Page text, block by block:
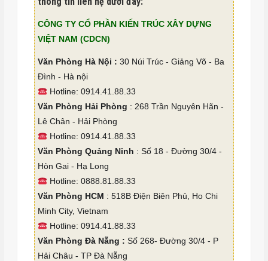
CÔNG TY CỔ PHẦN KIẾN TRÚC XÂY DỰNG
VIỆT NAM (CDCN)
Văn Phòng Hà Nội :30 Núi Trúc - Giảng Võ - Ba
Đình - Hà nội
Hotline: 0914.41.88.33
Văn Phòng Hải Phòng : 268 Trần Nguyên Hãn -
Lê Chân - Hải Phòng
Hotline: 0914.41.88.33
Văn Phòng Quảng Ninh : Số 18 - Đường 30/4 -
Hòn Gai - Hạ Long
Hotline: 0888.81.88.33
Văn Phòng HCM : 518B Điện Biên Phủ, Ho Chi
Minh City, Vietnam
Hotline: 0914.41.88.33
Văn Phòng Đà Nẵng : Số 268- Đường 30/4 - P
Hải Châu - TP Đà Nẵng